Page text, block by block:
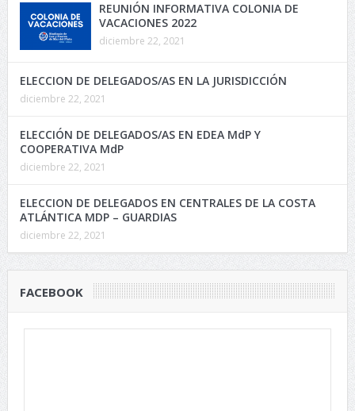
REUNIÓN INFORMATIVA COLONIA DE
VACACIONES 2022
diciembre 22, 2021
ELECCION DE DELEGADOS/AS EN LA JURISDICCIÓN
diciembre 22, 2021
ELECCIÓN DE DELEGADOS/AS EN EDEA MdP Y
COOPERATIVA MdP
diciembre 22, 2021
ELECCION DE DELEGADOS EN CENTRALES DE LA COSTA
ATLÁNTICA MDP – GUARDIAS
diciembre 22, 2021
FACEBOOK